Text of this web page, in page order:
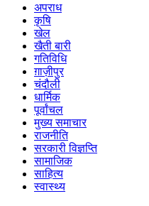
अपराध
कृषि
खेल
खैती बारी
गतिविधि
ग़ाज़ीपुर
चंदौली
धार्मिक
पूर्वांचल
मुख्य समाचार
राजनीति
सरकारी विज्ञप्ति
सामाजिक
साहित्य
स्वास्थ्य